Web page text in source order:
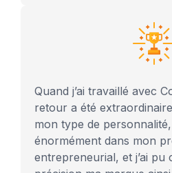
Quand j’ai travaillé avec
retour a été
mon type de personnalité,
énormément dans mon
entrepreneurial, et j’ai pu